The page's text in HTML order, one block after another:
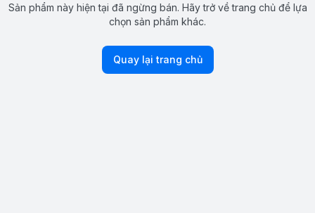
Sản phẩm này hiện tại đã ngừng bán. Hãy trở về trang chủ để lựa
chọn sản phẩm khác.
Quay lại trang chủ